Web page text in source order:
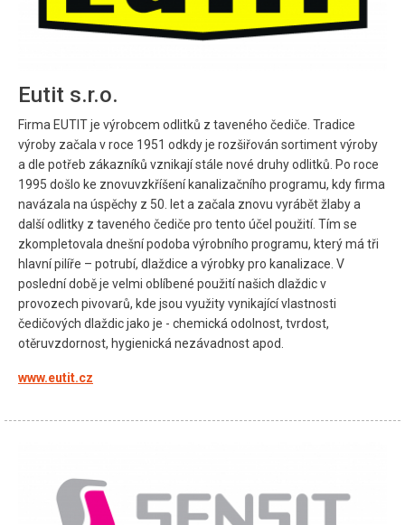
Eutit s.r.o.
Firma EUTIT je výrobcem odlitků z taveného čediče. Tradice
výroby začala v roce 1951 odkdy je rozšiřován sortiment výroby
a dle potřeb zákazníků vznikají stále nové druhy odlitků. Po roce
1995 došlo ke znovuvzkříšení kanalizačního programu, kdy firma
navázala na úspěchy z 50. let a začala znovu vyrábět žlaby a
další odlitky z taveného čediče pro tento účel použití. Tím se
zkompletovala dnešní podoba výrobního programu, který má tři
hlavní pilíře – potrubí, dlaždice a výrobky pro kanalizace. V
poslední době je velmi oblíbené použití našich dlaždic v
provozech pivovarů, kde jsou využity vynikající vlastnosti
čedičových dlaždic jako je - chemická odolnost, tvrdost,
otěruvzdornost, hygienická nezávadnost apod.
www.eutit.cz